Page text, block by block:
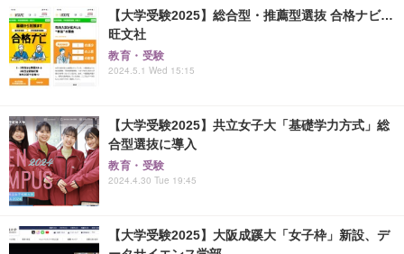
【大学受験2025】総合型・推薦型選抜 合格ナビ…
旺文社
教育・受験
2024.5.1 Wed 15:15
【大学受験2025】共立女子大「基礎学力方式」総
合型選抜に導入
教育・受験
2024.4.30 Tue 19:45
【大学受験2025】大阪成蹊大「女子枠」新設、デ